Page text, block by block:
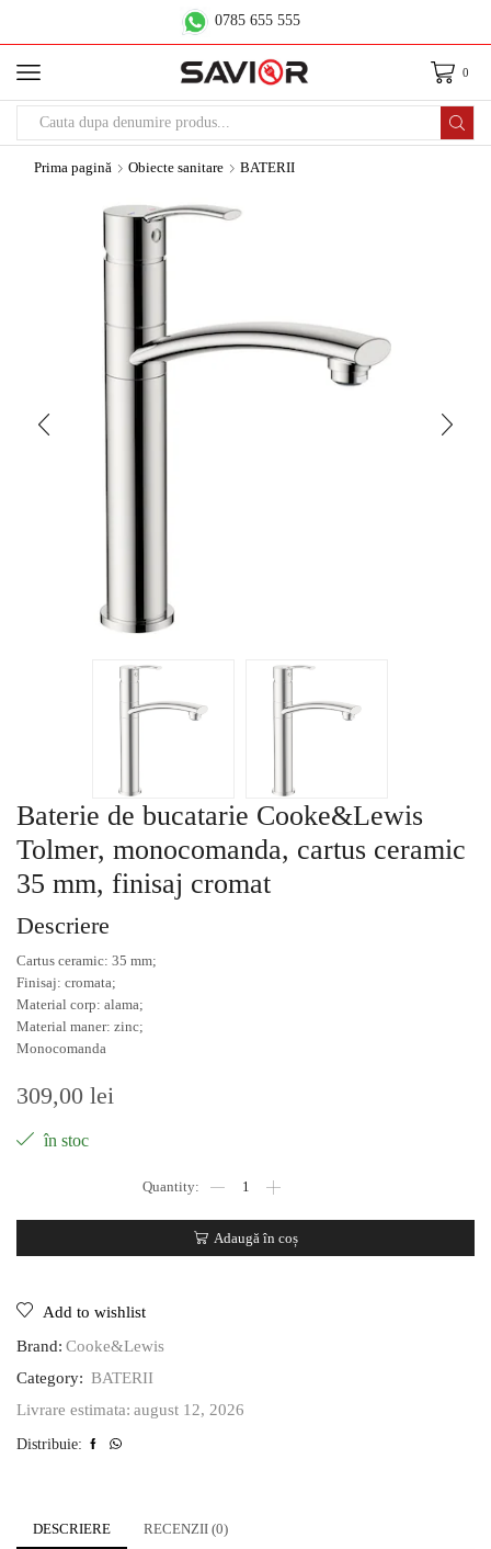
0785 655 555
0
Prima pagină Obiecte sanitare BATERII
Baterie de bucatarie Cooke&Lewis
Tolmer, monocomanda, cartus ceramic
35 mm, finisaj cromat
Descriere
Cartus ceramic: 35 mm;
Finisaj: cromata;
Material corp: alama;
Material maner: zinc;
Monocomanda
309,00 lei
în stoc
Adaugă în coș
Add to wishlist
Brand: Cooke&Lewis
Category: BATERII
Livrare estimata: august 12, 2026
Distribuie:
DESCRIERE RECENZII (0)